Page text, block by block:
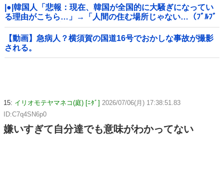
|●|韓国人「悲報：現在、韓国が全国的に大騒ぎになってい
る理由がこちら…」→「人間の住む場所じゃない…（ﾌﾞﾙﾌﾞ
ﾙ」＝韓国の反応
【動画】急病人？横須賀の国道16号でおかしな事故が撮影
される。
15: イリオモテヤマネコ(庭) [ﾆﾀﾞ] 2026/07/06(月) 17:38:51.83
ID:C7q4SN6p0
嫌いすぎて自分達でも意味がわかってない